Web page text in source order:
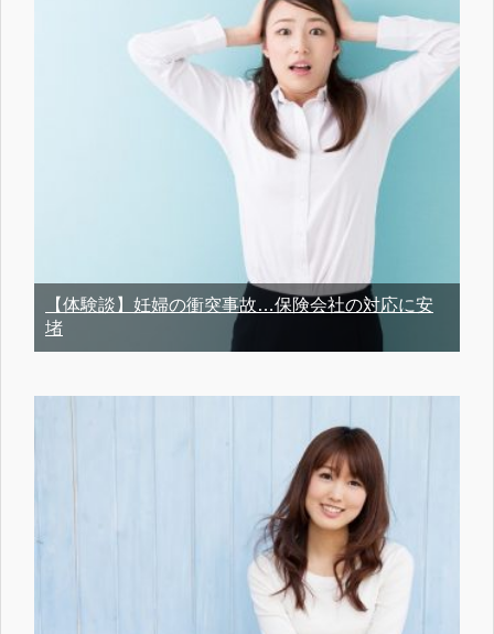
【体験談】妊婦の衝突事故…保険会社の対応に安
堵